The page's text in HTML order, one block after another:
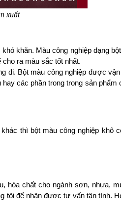
xuất
khăn. Màu công nghiệp dạng
ra màu sắc tốt nhất.
đi. Bột màu công nghiệp được
các phần trong trong sản
thì bột màu công nghiệp khô
hóa chất cho ngành sơn, nhựa,
tôi để nhận được tư vấn tận tình.